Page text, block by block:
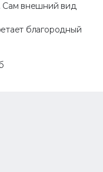
Сам внешний вид
благородный